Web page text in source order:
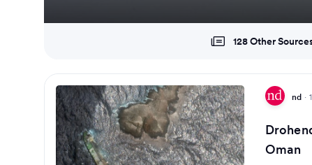
128 Other
nd ·
Oman